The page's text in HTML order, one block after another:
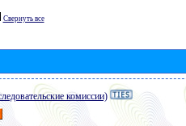
Свернуть все
комиссии)